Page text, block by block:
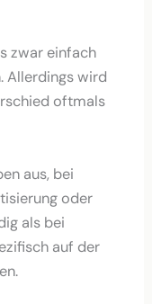
zwar einfach
Allerdings wird
oftmals
aus, bei
oder
als bei
auf der